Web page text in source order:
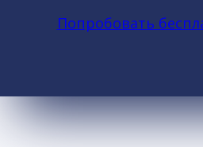
Попробовать